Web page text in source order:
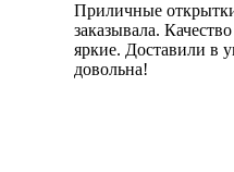
Приличные
заказывала.
яркие. Доставили в
довольна!